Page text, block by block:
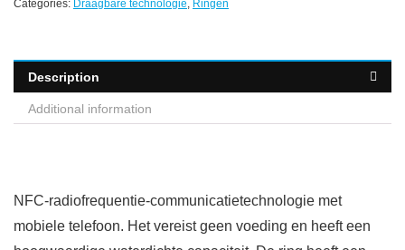
Categories: Draagbare technologie, Ringen
Description
Additional information
NFC-radiofrequentie-communicatietechnologie met
mobiele telefoon. Het vereist geen voeding en heeft een